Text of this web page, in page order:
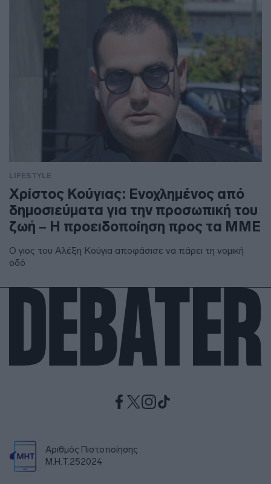
LIFESTYLE
Χρίστος Κούγιας: Ενοχλημένος από
δημοσιεύματα για την προσωπική του
ζωή – Η προειδοποίηση προς τα ΜΜΕ
Ο γιος του Αλέξη Κούγια αποφάσισε να πάρει τη νομική
οδό
Αριθμός Πιστοποίησης
Μ.Η.Τ.252024